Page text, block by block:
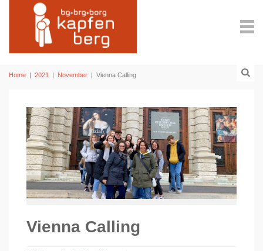
Home | 2021 | November | Vienna Calling
Vienna Calling